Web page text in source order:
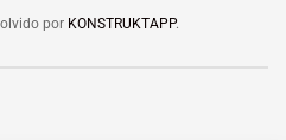
por KONSTRUKTAPP.